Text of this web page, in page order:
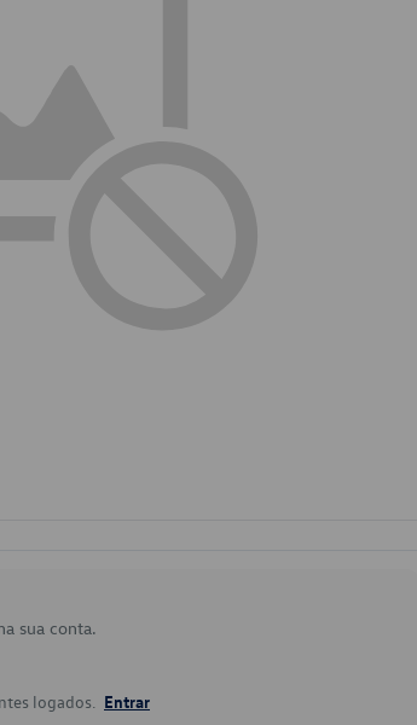
sua conta.
logados. Entrar